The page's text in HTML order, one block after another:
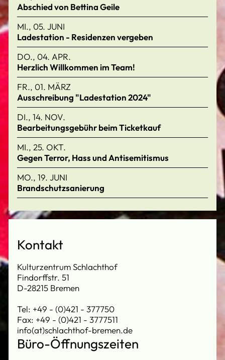
Abschied von Bettina Geile
MI., 05. JUNI
Ladestation - Residenzen vergeben
DO., 04. APR.
Herzlich Willkommen im Team!
FR., 01. MÄRZ
Ausschreibung "Ladestation 2024"
DI., 14. NOV.
Bearbeitungsgebühr beim Ticketkauf
MI., 25. OKT.
Gegen Terror, Hass und Antisemitismus
MO., 19. JUNI
Brandschutzsanierung
Kontakt
Kulturzentrum Schlachthof
Findorffstr. 51
D-28215 Bremen
Tel: +49 - (0)421 - 377750
Fax: +49 - (0)421 - 3777511
info(at)schlachthof-bremen.de
Büro-Öffnungszeiten